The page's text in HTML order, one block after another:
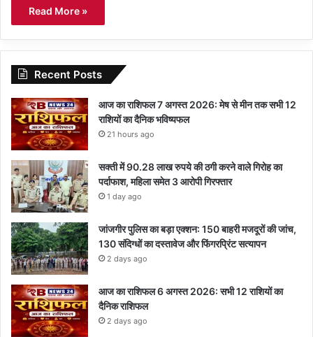
Read More »
Recent Posts
आज का राशिफल 7 अगस्त 2026: मेष से मीन तक सभी 12
राशियों का दैनिक भविष्यफल
21 hours ago
सक्ती में 90.28 लाख रुपये की ठगी करने वाले गिरोह का
पर्दाफाश, महिला समेत 3 आरोपी गिरफ्तार
1 day ago
जांजगीर पुलिस का बड़ा एक्शन: 150 बाहरी मजदूरों की जांच,
130 संदिग्धों का दस्तावेज और फिंगरप्रिंट सत्यापन
2 days ago
आज का राशिफल 6 अगस्त 2026: सभी 12 राशियों का
दैनिक राशिफल
2 days ago